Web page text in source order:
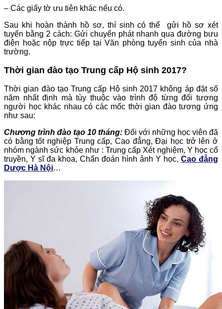
– Các giấy tờ ưu tiên khác nếu có.
Sau khi hoàn thành hồ sơ, thí sinh có thể gửi hồ sơ xét
tuyển bằng 2 cách: Gửi chuyển phát nhanh qua đường bưu
điện hoặc nộp trực tiếp tại Văn phòng tuyển sinh của nhà
trường.
Thời gian đào tạo Trung cấp Hộ sinh 2017?
Thời gian đào tạo Trung cấp Hộ sinh 2017 không áp đặt số
năm nhất định mà tùy thuộc vào trình độ từng đối tượng
người học khác nhau có các mốc thời gian đào tương ứng
như sau:
Chương trình đào tạo 10 tháng: Đối với những học viên đã
có bằng tốt nghiệp Trung cấp, Cao đẳng, Đại học trở lên ở
nhóm ngành sức khỏe như : Trung cấp Xét nghiệm, Y học cổ
truyền, Y sĩ đa khoa, Chẩn đoán hình ảnh Y học, Cao đẳng
Dược Hà Nội…